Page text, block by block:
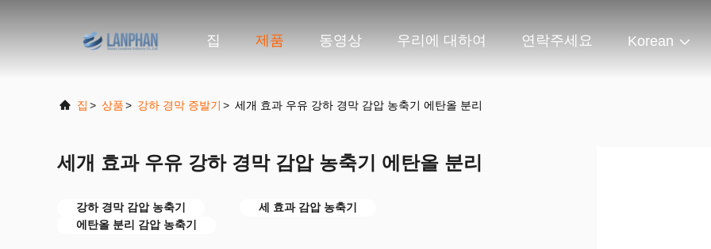
집 제품 동영상 우리에 대하여 연락주세요 Korean
집 > 상품> 강하 경막 증발기 > 세개 효과 우유 강하 경막 감압 농축기 에탄올 분리
세개 효과 우유 강하 경막 감압 농축기 에탄올 분리
강하 경막 감압 농축기
세 효과 감압 농축기
에탄올 분리 감압 농축기